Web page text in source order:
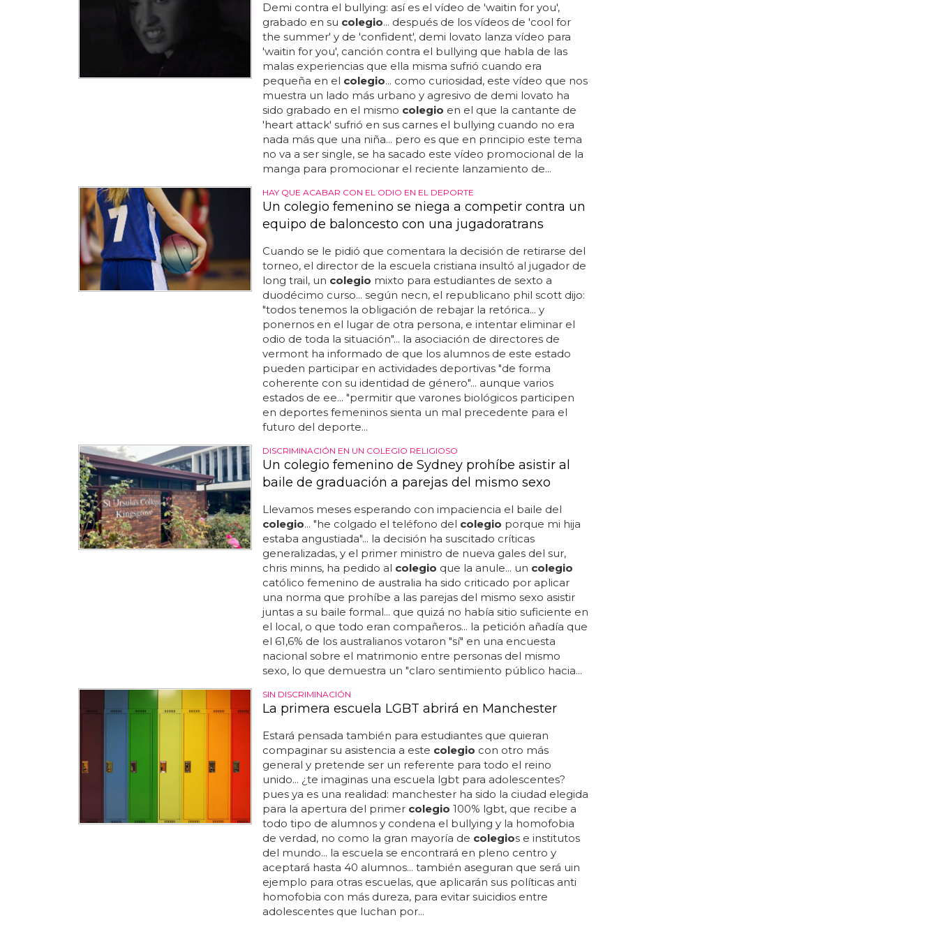
Demi contra el bullying: así es el vídeo de 'waitin for you',
grabado en su colegio... después de los vídeos de 'cool for
the summer' y de 'confident', demi lovato lanza vídeo para
'waitin for you', canción contra el bullying que habla de las
malas experiencias que ella misma sufrió cuando era
pequeña en el colegio... como curiosidad, este vídeo que nos
muestra un lado más urbano y agresivo de demi lovato ha
sido grabado en el mismo colegio en el que la cantante de
'heart attack' sufrió en sus carnes el bullying cuando no era
nada más que una niña... pero es que en principio este tema
no va a ser single, se ha sacado este vídeo promocional de la
manga para promocionar el reciente lanzamiento de...
HAY QUE ACABAR CON EL ODIO EN EL DEPORTE
Un colegio femenino se niega a competir contra un
equipo de baloncesto con una jugadoratrans
Cuando se le pidió que comentara la decisión de retirarse del
torneo, el director de la escuela cristiana insultó al jugador de
long trail, un colegio mixto para estudiantes de sexto a
duodécimo curso... según necn, el republicano phil scott dijo:
"todos tenemos la obligación de rebajar la retórica... y
ponernos en el lugar de otra persona, e intentar eliminar el
odio de toda la situación"... la asociación de directores de
vermont ha informado de que los alumnos de este estado
pueden participar en actividades deportivas "de forma
coherente con su identidad de género"... aunque varios
estados de ee... "permitir que varones biológicos participen
en deportes femeninos sienta un mal precedente para el
futuro del deporte...
DISCRIMINACIÓN EN UN COLEGIO RELIGIOSO
Un colegio femenino de Sydney prohíbe asistir al
baile de graduación a parejas del mismo sexo
Llevamos meses esperando con impaciencia el baile del
colegio... "he colgado el teléfono del colegio porque mi hija
estaba angustiada"... la decisión ha suscitado críticas
generalizadas, y el primer ministro de nueva gales del sur,
chris minns, ha pedido al colegio que la anule... un colegio
católico femenino de australia ha sido criticado por aplicar
una norma que prohíbe a las parejas del mismo sexo asistir
juntas a su baile formal... que quizá no había sitio suficiente en
el local, o que todo eran compañeros... la petición añadía que
el 61,6% de los australianos votaron "sí" en una encuesta
nacional sobre el matrimonio entre personas del mismo
sexo, lo que demuestra un "claro sentimiento público hacia...
SIN DISCRIMINACIÓN
La primera escuela LGBT abrirá en Manchester
Estará pensada también para estudiantes que quieran
compaginar su asistencia a este colegio con otro más
general y pretende ser un referente para todo el reino
unido... ¿te imaginas una escuela lgbt para adolescentes?
pues ya es una realidad: manchester ha sido la ciudad elegida
para la apertura del primer colegio 100% lgbt, que recibe a
todo tipo de alumnos y condena el bullying y la homofobia
de verdad, no como la gran mayoría de colegios e institutos
del mundo... la escuela se encontrará en pleno centro y
aceptará hasta 40 alumnos... también aseguran que será uin
ejemplo para otras escuelas, que aplicarán sus políticas anti
homofobia con más dureza, para evitar suicidios entre
adolescentes que luchan por...